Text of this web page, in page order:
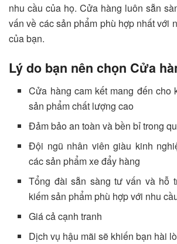
nhu cầu của họ. Cửa hàng luôn sẵn
vấn về các sản phẩm phù hợp nhất với
của bạn.
Lý do bạn nên chọn Cửa
Cửa hàng cam kết mang đến cho
sản phẩm chất lượng cao
Đảm bảo an toàn và bền bỉ trong
Đội ngũ nhân viên giàu kinh
các sản phẩm xe đẩy hàng
Tổng đài sẵn sàng tư vấn và hỗ
kiếm sản phẩm phù hợp với nhu
Giá cả cạnh tranh
Dịch vụ hậu mãi sẽ khiến bạn hài